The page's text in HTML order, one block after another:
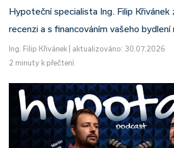
Hypoteční specialista Ing. Filip Křivánek
recenzi a s financováním vašeho bydlení
Ing. Filip Křivánek
aktualizováno: 30.07.2026
2 minuty k přečtení